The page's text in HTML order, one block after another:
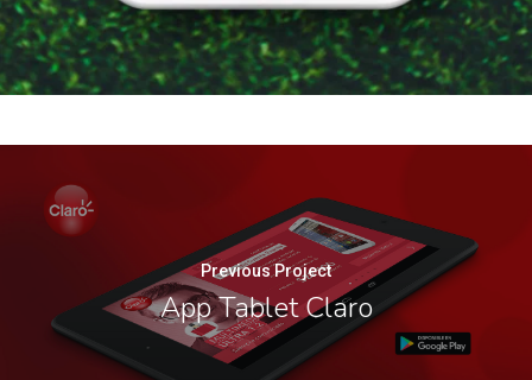
Previous Project
App Tablet Claro